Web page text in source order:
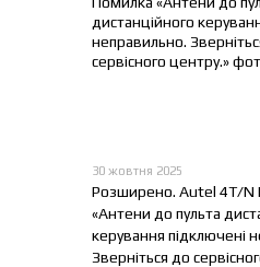
30 жовтня 2025
Розширено. Autel 4T/N
«Антени до пульта
керування підключені
Зверніться до